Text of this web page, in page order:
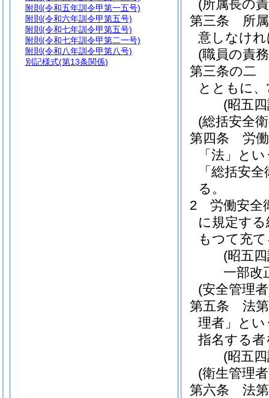
(所属長の
第三条
所
意しなけ
(職員の責
第三条の二
とともに
(昭五
(総括安全
第四条
労
「法」と
「総括安
る。
2
労働安全
に規定す
もつて充
(昭五
一部改
(安全管理
第五条
法
理者」とい
指名する
(昭五
(衛生管理
第六条
法
附則 (令和五年訓令甲第一五号)
附則 (令和六年訓令甲第五号)
附則 (令和七年訓令甲第五号)
附則 (令和七年訓令甲第二一号)
附則 (令和八年訓令甲第八号)
別記様式(第13条関係)